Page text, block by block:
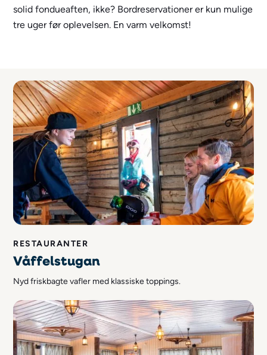
solid fondueaften, ikke? Bordreservationer er kun mulige
tre uger før oplevelsen. En varm velkomst!
RESTAURANTER
Våffelstugan
Nyd friskbagte vafler med klassiske toppings.